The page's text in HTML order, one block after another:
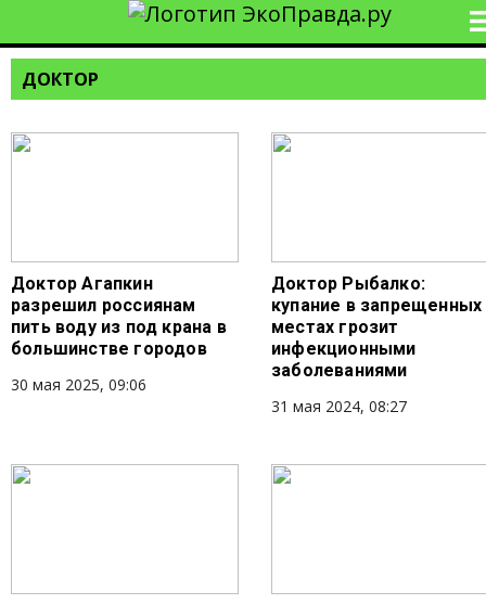
ДОКТОР
Доктор Агапкин
разрешил россиянам
пить воду из под крана в
большинстве городов
30 мая 2025, 09:06
Доктор Рыбалко:
купание в запрещенных
местах грозит
инфекционными
заболеваниями
31 мая 2024, 08:27